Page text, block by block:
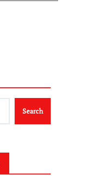
Search